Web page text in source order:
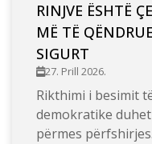
RINJVE ËSHTË
MË TË
SIGURT
27. Prill 2026.
Rikthimi i besimit
demokratike
përmes